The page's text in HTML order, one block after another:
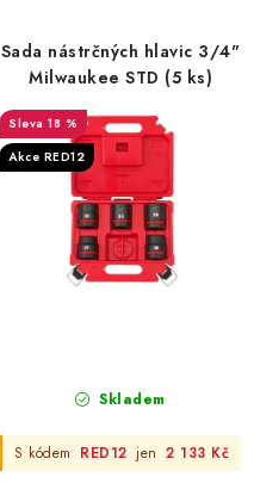
Sada nástrčných hlavic 3/4"
Milwaukee STD (5 ks)
18 %
Akce RED12
Skladem
S kódem RED12 jen 2 133 Kč